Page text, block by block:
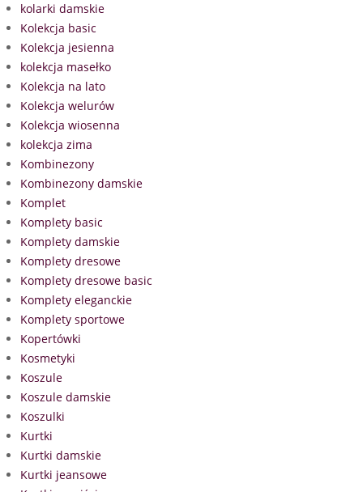
kolarki damskie
Kolekcja basic
Kolekcja jesienna
kolekcja masełko
Kolekcja na lato
Kolekcja welurów
Kolekcja wiosenna
kolekcja zima
Kombinezony
Kombinezony damskie
Komplet
Komplety basic
Komplety damskie
Komplety dresowe
Komplety dresowe basic
Komplety eleganckie
Komplety sportowe
Kopertówki
Kosmetyki
Koszule
Koszule damskie
Koszulki
Kurtki
Kurtki damskie
Kurtki jeansowe